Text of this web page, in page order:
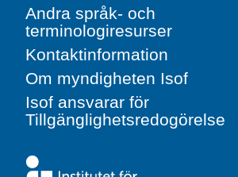
Andra språk- och
terminologiresurser
Kontaktinformation
Om myndigheten Isof
Isof ansvarar för
Tillgänglighetsredogörelse